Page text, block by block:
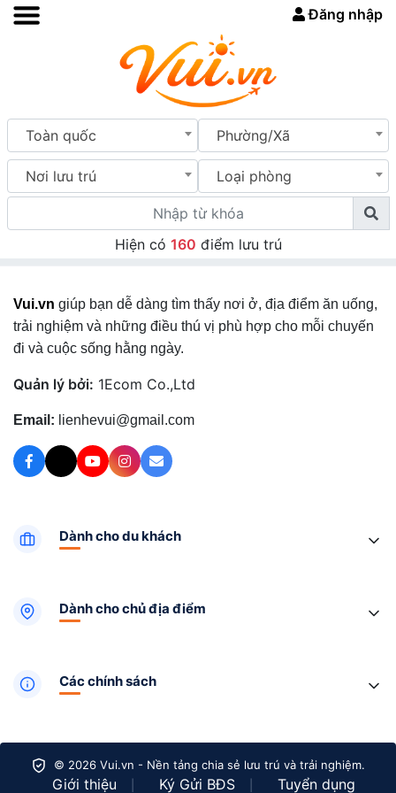
Đăng nhập
Toàn quốc Phường/Xã
Nơi lưu trú Loại phòng
Hiện có 160 điểm lưu trú
Vui.vn giúp bạn dễ dàng tìm thấy nơi ở, địa điểm ăn uống,
trải nghiệm và những điều thú vị phù hợp cho mỗi chuyến
đi và cuộc sống hằng ngày.
Quản lý bởi: 1Ecom Co.,Ltd
Email: lienhevui@gmail.com
Dành cho du khách
Dành cho chủ địa điểm
Các chính sách
© 2026 Vui.vn - Nền tảng chia sẻ lưu trú và trải nghiệm.
Giới thiệu Ký Gửi BĐS Tuyển dụng